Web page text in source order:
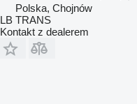
Polska, Chojnów
LB TRANS
Kontakt z dealerem